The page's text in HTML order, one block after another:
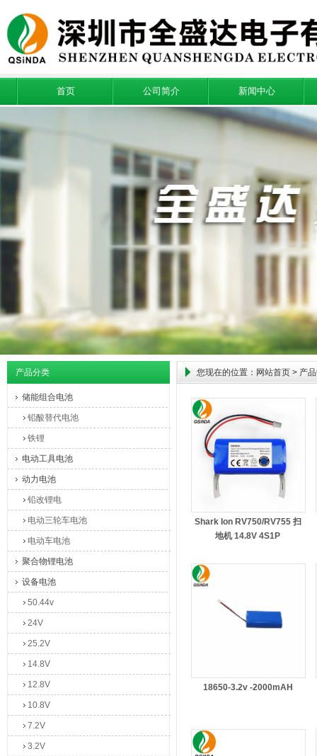
首页 公司简介 新闻中心
产品分类
储能组合电池
铅酸替代电池
铁锂
电动工具电池
动力电池
铅改锂电
电动三轮车电池
电动车电池
聚合物锂电池
设备电池
50.44v
24V
25.2V
14.8V
12.8V
10.8V
7.2V
3.2V
您现在的位置： 网站首页 > 产
Shark Ion RV750/RV755 扫
地机 14.8V 4S1P
18650-3.2v -2000mAH